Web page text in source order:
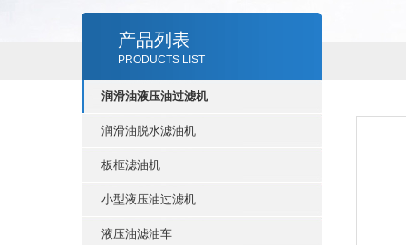
产品列表
PRODUCTS LIST
润滑油液压油过滤机
润滑油脱水滤油机
板框滤油机
小型液压油过滤机
液压油滤油车